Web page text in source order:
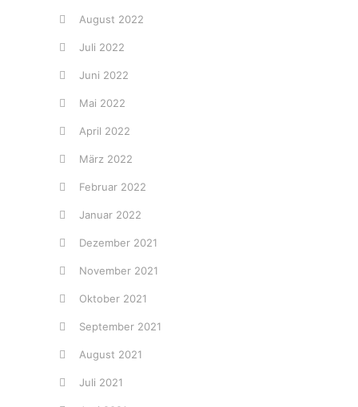
August 2022
Juli 2022
Juni 2022
Mai 2022
April 2022
März 2022
Februar 2022
Januar 2022
Dezember 2021
November 2021
Oktober 2021
September 2021
August 2021
Juli 2021